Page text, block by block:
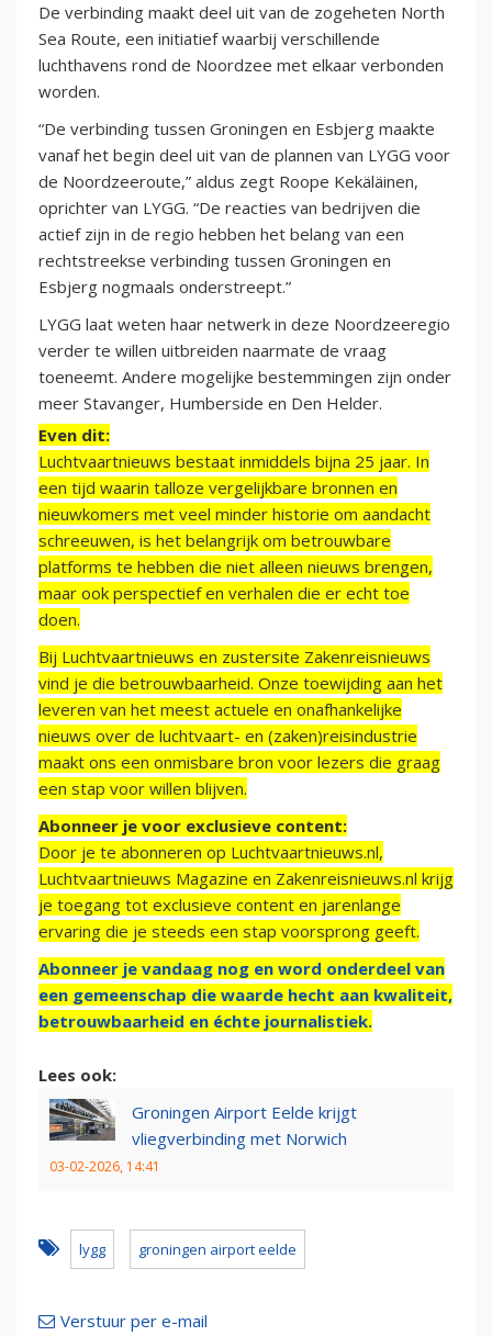
De verbinding maakt deel uit van de zogeheten North
Sea Route, een initiatief waarbij verschillende
luchthavens rond de Noordzee met elkaar verbonden
worden.
“De verbinding tussen Groningen en Esbjerg maakte
vanaf het begin deel uit van de plannen van LYGG voor
de Noordzeeroute,” aldus zegt Roope Kekäläinen,
oprichter van LYGG. “De reacties van bedrijven die
actief zijn in de regio hebben het belang van een
rechtstreekse verbinding tussen Groningen en
Esbjerg nogmaals onderstreept.”
LYGG laat weten haar netwerk in deze Noordzeeregio
verder te willen uitbreiden naarmate de vraag
toeneemt. Andere mogelijke bestemmingen zijn onder
meer Stavanger, Humberside en Den Helder.
Even dit:
Luchtvaartnieuws bestaat inmiddels bijna 25 jaar. In
een tijd waarin talloze vergelijkbare bronnen en
nieuwkomers met veel minder historie om aandacht
schreeuwen, is het belangrijk om betrouwbare
platforms te hebben die niet alleen nieuws brengen,
maar ook perspectief en verhalen die er echt toe
doen.
Bij Luchtvaartnieuws en zustersite Zakenreisnieuws
vind je die betrouwbaarheid. Onze toewijding aan het
leveren van het meest actuele en onafhankelijke
nieuws over de luchtvaart- en (zaken)reisindustrie
maakt ons een onmisbare bron voor lezers die graag
een stap voor willen blijven.
Abonneer je voor exclusieve content:
Door je te abonneren op Luchtvaartnieuws.nl,
Luchtvaartnieuws Magazine en Zakenreisnieuws.nl krijg
je toegang tot exclusieve content en jarenlange
ervaring die je steeds een stap voorsprong geeft.
Abonneer je vandaag nog en word onderdeel van
een gemeenschap die waarde hecht aan kwaliteit,
betrouwbaarheid en échte journalistiek.
Lees ook:
Groningen Airport Eelde krijgt
vliegverbinding met Norwich
03-02-2026, 14:41
lygg groningen airport eelde
Verstuur per e-mail